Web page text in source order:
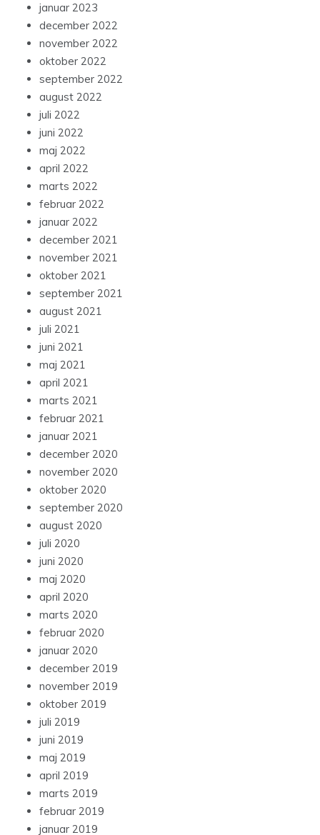
januar 2023
december 2022
november 2022
oktober 2022
september 2022
august 2022
juli 2022
juni 2022
maj 2022
april 2022
marts 2022
februar 2022
januar 2022
december 2021
november 2021
oktober 2021
september 2021
august 2021
juli 2021
juni 2021
maj 2021
april 2021
marts 2021
februar 2021
januar 2021
december 2020
november 2020
oktober 2020
september 2020
august 2020
juli 2020
juni 2020
maj 2020
april 2020
marts 2020
februar 2020
januar 2020
december 2019
november 2019
oktober 2019
juli 2019
juni 2019
maj 2019
april 2019
marts 2019
februar 2019
januar 2019